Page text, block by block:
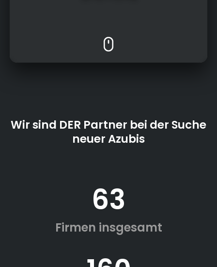
Wir sind DER Partner bei der Suche
neuer Azubis
63
Firmen insgesamt